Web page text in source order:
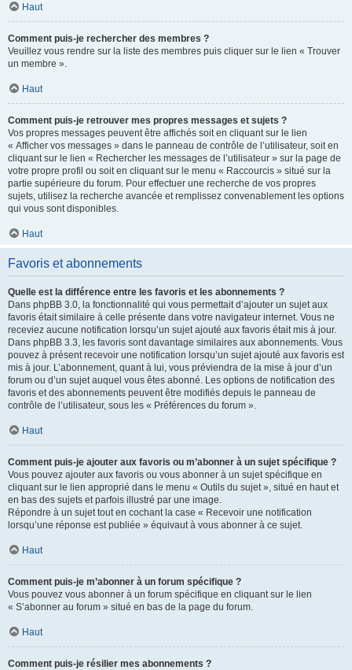
Haut
Comment puis-je rechercher des membres ?
Veuillez vous rendre sur la liste des membres puis cliquer sur le lien « Trouver
un membre ».
Haut
Comment puis-je retrouver mes propres messages et sujets ?
Vos propres messages peuvent être affichés soit en cliquant sur le lien
« Afficher vos messages » dans le panneau de contrôle de l’utilisateur, soit en
cliquant sur le lien « Rechercher les messages de l’utilisateur » sur la page de
votre propre profil ou soit en cliquant sur le menu « Raccourcis » situé sur la
partie supérieure du forum. Pour effectuer une recherche de vos propres
sujets, utilisez la recherche avancée et remplissez convenablement les options
qui vous sont disponibles.
Haut
Favoris et abonnements
Quelle est la différence entre les favoris et les abonnements ?
Dans phpBB 3.0, la fonctionnalité qui vous permettait d’ajouter un sujet aux
favoris était similaire à celle présente dans votre navigateur internet. Vous ne
receviez aucune notification lorsqu’un sujet ajouté aux favoris était mis à jour.
Dans phpBB 3.3, les favoris sont davantage similaires aux abonnements. Vous
pouvez à présent recevoir une notification lorsqu’un sujet ajouté aux favoris est
mis à jour. L’abonnement, quant à lui, vous préviendra de la mise à jour d’un
forum ou d’un sujet auquel vous êtes abonné. Les options de notification des
favoris et des abonnements peuvent être modifiés depuis le panneau de
contrôle de l’utilisateur, sous les « Préférences du forum ».
Haut
Comment puis-je ajouter aux favoris ou m’abonner à un sujet spécifique ?
Vous pouvez ajouter aux favoris ou vous abonner à un sujet spécifique en
cliquant sur le lien approprié dans le menu « Outils du sujet », situé en haut et
en bas des sujets et parfois illustré par une image.
Répondre à un sujet tout en cochant la case « Recevoir une notification
lorsqu’une réponse est publiée » équivaut à vous abonner à ce sujet.
Haut
Comment puis-je m’abonner à un forum spécifique ?
Vous pouvez vous abonner à un forum spécifique en cliquant sur le lien
« S’abonner au forum » situé en bas de la page du forum.
Haut
Comment puis-je résilier mes abonnements ?